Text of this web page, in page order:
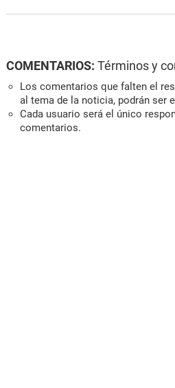
COMENTARIOS: Términos y
Los comentarios que falten el
al tema de la noticia, podrán ser
Cada usuario será el único
comentarios.